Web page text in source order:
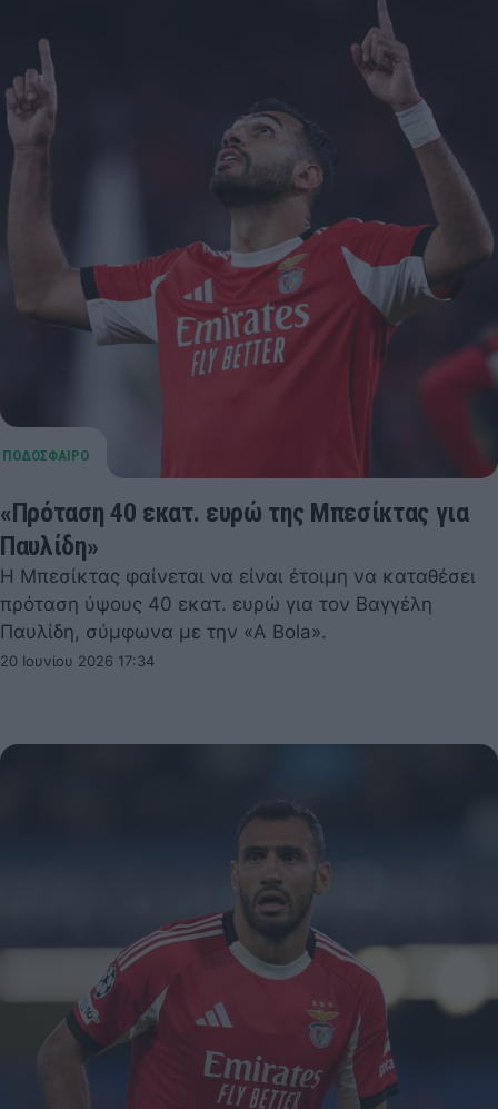
«Πρόταση 40 εκατ. ευρώ της Μπεσίκτας για
Παυλίδη»
Η Μπεσίκτας φαίνεται να είναι έτοιμη να καταθέσει
πρόταση ύψους 40 εκατ. ευρώ για τον Βαγγέλη
Παυλίδη, σύμφωνα με την «A Bola».
20 Ιουνίου 2026 17:34